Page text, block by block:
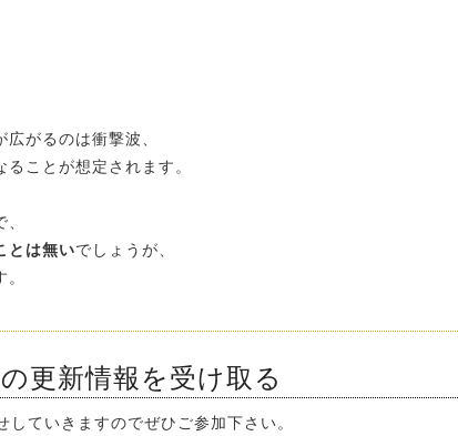
がるのは衝撃波、
ことが想定されます。
とは無いでしょうが、
更新情報を受け取る
ていきますのでぜひご参加下さい。